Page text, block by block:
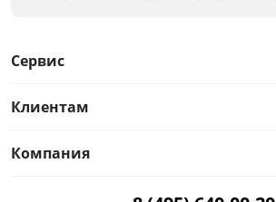
Тип
Особенности
Назначение
Сервис
Клиентам
Компания